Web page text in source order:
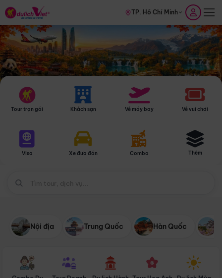
TP. Hồ Chí Minh
Tour trọn gói Khách sạn Vé máy bay Vé vui chơi
Visa Xe đưa đón Combo Thêm
Nội địa Trung Quốc Hàn Quốc